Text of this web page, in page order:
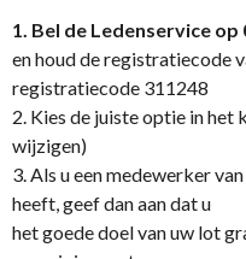
1. Bel de Ledenservice op
en houd de registratiecode
registratiecode 311248
2. Kies de juiste optie in het
wijzigen)
3. Als u een medewerker
heeft, geef dan aan dat u
het goede doel van uw lot